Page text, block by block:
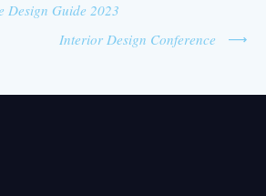
Design Guide 2023
Interior Design Conference